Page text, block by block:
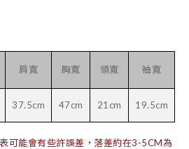
肩寬 胸寬 領寬 袖寬
37.5cm 47cm 21cm 19.5cm
可能會有些許誤差，落差約在3-5CM為